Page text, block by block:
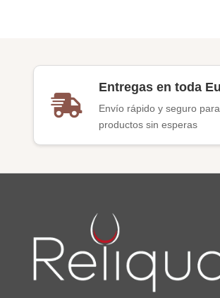
Entregas en toda
Envío rápido y seguro
productos sin esperas